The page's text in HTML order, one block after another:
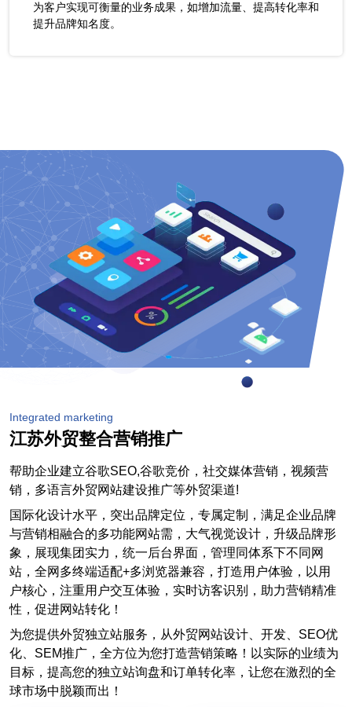
为客户实现可衡量的业务成果，如增加流量、提高转化率和
提升品牌知名度。
Integrated marketing
江苏外贸整合营销推广
帮助企业建立谷歌SEO,谷歌竞价，社交媒体营销，视频营
销，多语言外贸网站建设推广等外贸渠道!
国际化设计水平，突出品牌定位，专属定制，满足企业品牌
与营销相融合的多功能网站需，大气视觉设计，升级品牌形
象，展现集团实力，统一后台界面，管理同体系下不同网
站，全网多终端适配+多浏览器兼容，打造用户体验，以用
户核心，注重用户交互体验，实时访客识别，助力营销精准
性，促进网站转化！
为您提供外贸独立站服务，从外贸网站设计、开发、SEO优
化、SEM推广，全方位为您打造营销策略！以实际的业绩为
目标，提高您的独立站询盘和订单转化率，让您在激烈的全
球市场中脱颖而出！